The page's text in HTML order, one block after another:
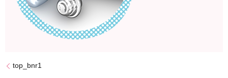
top_bnr1